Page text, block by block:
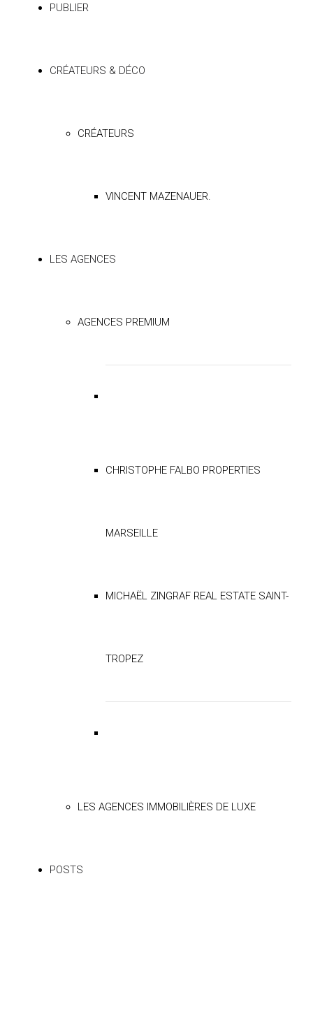
PUBLIER
CRÉATEURS & DÉCO
CRÉATEURS
VINCENT MAZENAUER.
LES AGENCES
AGENCES PREMIUM
CHRISTOPHE FALBO PROPERTIES
MARSEILLE
MICHAËL ZINGRAF REAL ESTATE SAINT-
TROPEZ
LES AGENCES IMMOBILIÈRES DE LUXE
POSTS